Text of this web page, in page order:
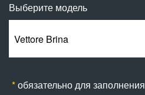
Выберите модель
Vettore Brina
обязательно для заполнения